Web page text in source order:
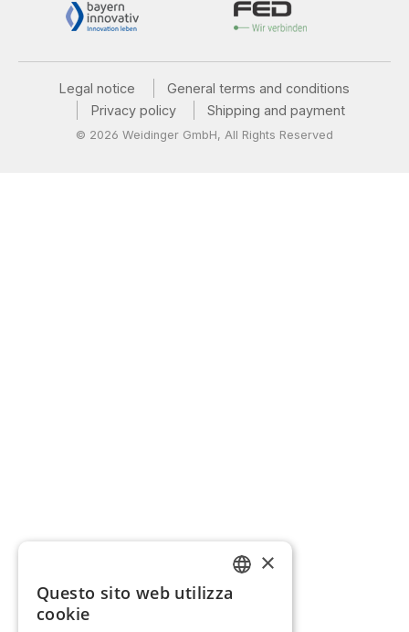
Legal notice
General terms and conditions
Privacy policy
Shipping and payment
© 2026 Weidinger GmbH, All Rights Reserved
×
Questo sito web utilizza
cookie